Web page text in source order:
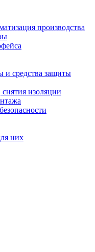
производства
и средства защиты
изоляции
них